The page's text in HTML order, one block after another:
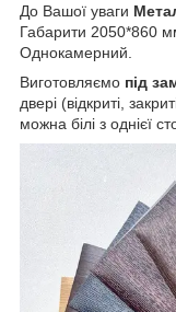
До Вашої уваги
Габарити 2050*860
Однокамерний.
Виготовляємо під
двері (відкриті,
можна білі з однієї